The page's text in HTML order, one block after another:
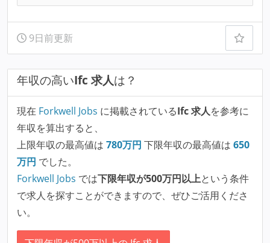
9日前更新
年収の高いIfc 求人は？
現在 Forkwell Jobs に掲載されているIfc 求人を参考に
年収を算出すると、
上限年収の最高値は 780万円 下限年収の最高値は 650
万円 でした。
Forkwell Jobs では下限年収が500万円以上という条件
で求人を探すことができますので、ぜひご活用くださ
い。